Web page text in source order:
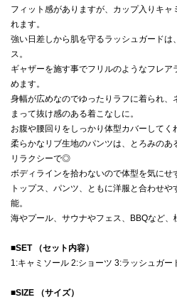
フィット感がありますが、カップ入りキャ
れます。
強い日差しから肌を守るラッシュガード
ス。
ギャザーを施す事でフリルのようなフレア
めます。
身幅が広めなのでゆったりラフに着られ、
まって抜け感のある着こなしに。
お腹や腰回りをしっかり体型カバーしてく
柔らかなリブ生地のパンツは、とろみの
リラクシーで◎
ボディラインを拾わないので体型を気にせ
トップス、パンツ、ともに洋服と合わせ
能。
海やプール、サウナやフェス、BBQなど、
■SET （セット内容）
1:キャミソール 2:ショーツ 3:ラッシュガー
■SIZE （サイズ）